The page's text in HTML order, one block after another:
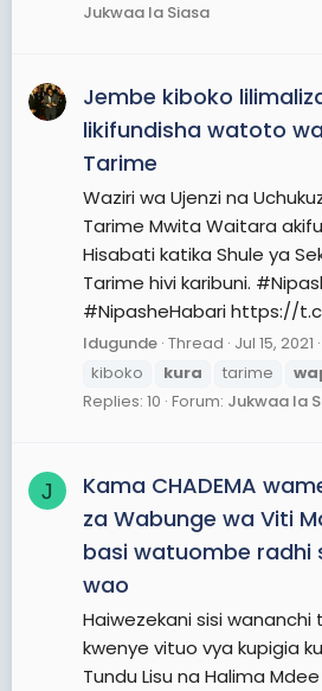
Jukwaa la Siasa
Jembe kiboko
likifundisha watoto
Tarime
Waziri wa Ujenzi na
Tarime Mwita Waitara
Hisabati katika Shule ya
Tarime hivi karibuni.
#NipasheHabari https://
Idugunde Thread Jul 15, 2021
kiboko
kura tarime
Replies: 10 Forum: Jukwaa la
J
Kama CHADEMA
za Wabunge wa Viti
basi watuombe radhi
wao
Haiwezekani sisi
kwenye vituo vya kupigia
Tundu Lisu na Halima